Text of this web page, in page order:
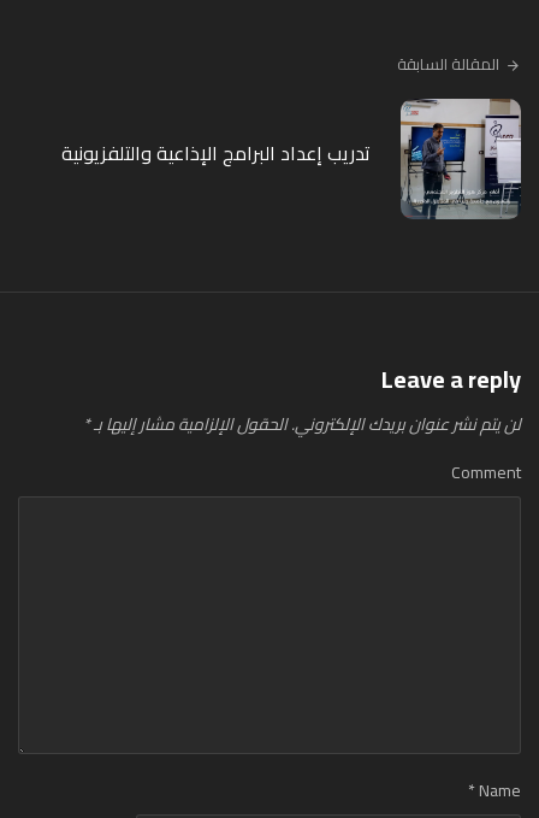
المقالة السابقة
تدريب إعداد البرامج الإذاعية والتلفزيونية
Leave a reply
لن يتم نشر عنوان بريدك الإلكتروني.الحقول الإلزامية مشار إليها بـ*
Comment
Name
*